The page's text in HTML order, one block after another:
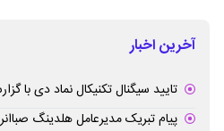
آخرین اخبار
تایید سیگنال تکنیکال نماد دی با
پیام تبریک مدیرعامل هلدینگ